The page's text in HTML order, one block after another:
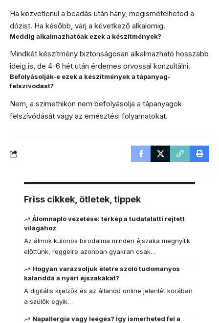
Ha közvetlenül a beadás után hány, megismételheted a
dózist. Ha később, várj a következő alkalomig.
Meddig alkalmazhatóak ezek a készítmények?
Mindkét készítmény biztonságosan alkalmazható hosszabb
ideig is, de 4-6 hét után érdemes orvossal konzultálni.
Befolyásolják-e ezek a készítmények a tápanyag-
felszívódást?
Nem, a szimethikon nem befolyásolja a tápanyagok
felszívódását vagy az emésztési folyamatokat.
Friss cikkek, ötletek, tippek
Álomnapló vezetése: térkép a tudatalatti rejtett
világához
Az álmok különös birodalma minden éjszaka megnyílik
előttünk, reggelre azonban gyakran csak…
Hogyan varázsoljuk életre szóló tudományos
kalanddá a nyári éjszakákat?
A digitális kijelzők és az állandó online jelenlét korában
a szülők egyik…
Napallergia vagy leégés? Így ismerheted fel a